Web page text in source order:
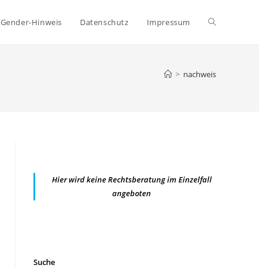
Gender-Hinweis Datenschutz Impressum Website-
> nachweis
Hier wird keine Rechtsberatung im Einzelfall
angeboten
Suche